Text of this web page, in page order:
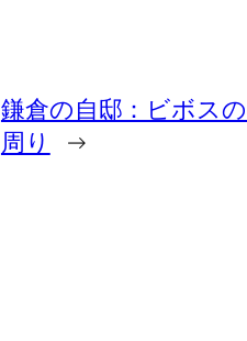
鎌倉の自邸：ビボス
周り
→